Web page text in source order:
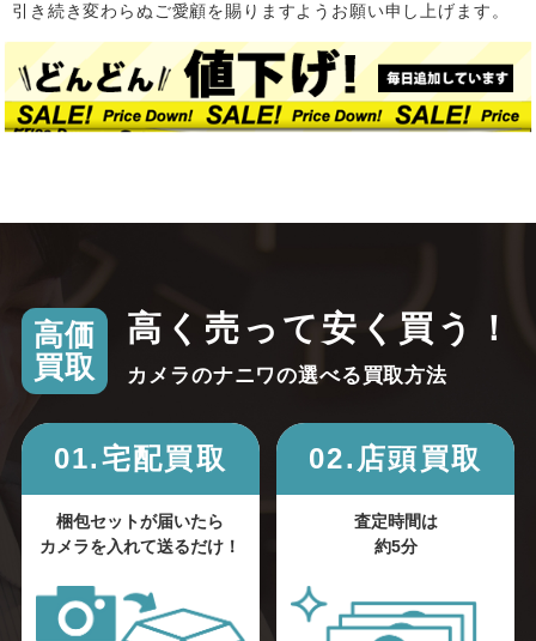
引き続き変わらぬご愛顧を賜りますようお願い申し上げます。
高価
買取
高く売って安く買う！
カメラのナニワの選べる買取方法
01.宅配買取
梱包セットが届いたら
カメラを入れて送るだけ！
02.店頭買取
査定時間は
約5分